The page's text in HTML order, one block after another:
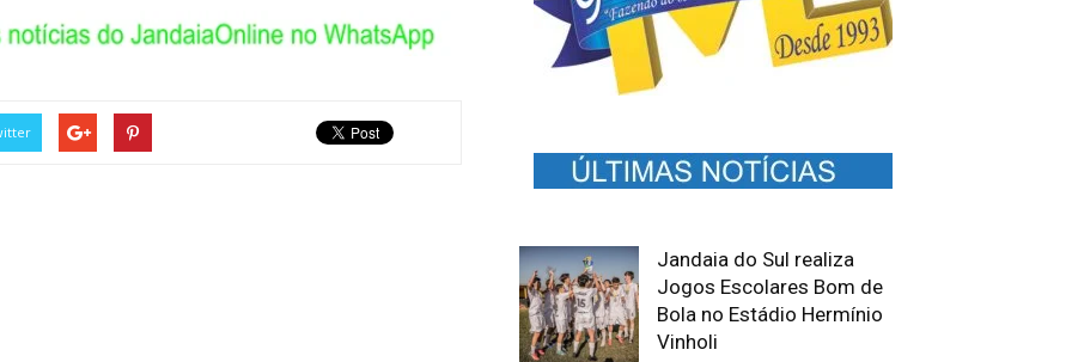
Jandaia do Sul realiza
Jogos Escolares Bom de
Bola no Estádio Hermínio
Vinholi